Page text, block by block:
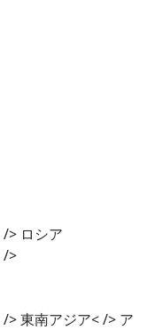
> ロシア
/>
> 東南アジア< /> ア